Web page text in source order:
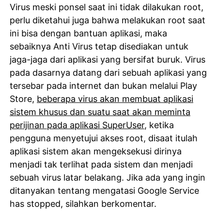
Virus meski ponsel saat ini tidak dilakukan root,
perlu diketahui juga bahwa melakukan root saat
ini bisa dengan bantuan aplikasi, maka
sebaiknya Anti Virus tetap disediakan untuk
jaga-jaga dari aplikasi yang bersifat buruk. Virus
pada dasarnya datang dari sebuah aplikasi yang
tersebar pada internet dan bukan melalui Play
Store, beberapa virus akan membuat aplikasi
sistem khusus dan suatu saat akan meminta
perijinan pada aplikasi SuperUser, ketika
pengguna menyetujui akses root, disaat itulah
aplikasi sistem akan mengeksekusi dirinya
menjadi tak terlihat pada sistem dan menjadi
sebuah virus latar belakang. Jika ada yang ingin
ditanyakan tentang mengatasi Google Service
has stopped, silahkan berkomentar.